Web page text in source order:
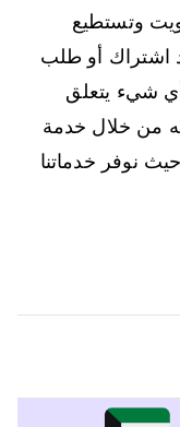
وتستطيع
اشتراك أو طلب
شيء يتعلق
من خلال خدمة
نوفر خدماتنا